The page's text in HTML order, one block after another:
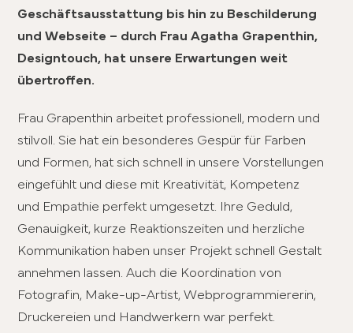
Geschäftsausstattung bis hin zu Beschilderung
und Webseite – durch Frau Agatha Grapenthin,
Designtouch, hat unsere Erwartungen weit
übertroffen.
Frau Grapenthin arbeitet professionell, modern und
stilvoll. Sie hat ein besonderes Gespür für Farben
und Formen, hat sich schnell in unsere Vorstellungen
eingefühlt und diese mit Kreativität, Kompetenz
und Empathie perfekt umgesetzt. Ihre Geduld,
Genauigkeit, kurze Reaktionszeiten und herzliche
Kommunikation haben unser Projekt schnell Gestalt
annehmen lassen. Auch die Koordination von
Fotografin, Make-up-Artist, Webprogrammiererin,
Druckereien und Handwerkern war perfekt.